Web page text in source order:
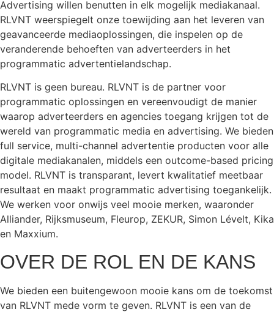
Advertising willen benutten in elk mogelijk mediakanaal.
RLVNT weerspiegelt onze toewijding aan het leveren van
geavanceerde mediaoplossingen, die inspelen op de
veranderende behoeften van adverteerders in het
programmatic advertentielandschap.
RLVNT is geen bureau. RLVNT is de partner voor
programmatic oplossingen en vereenvoudigt de manier
waarop adverteerders en agencies toegang krijgen tot de
wereld van programmatic media en advertising. We bieden
full service, multi-channel advertentie producten voor alle
digitale mediakanalen, middels een outcome-based pricing
model. RLVNT is transparant, levert kwalitatief meetbaar
resultaat en maakt programmatic advertising toegankelijk.
We werken voor onwijs veel mooie merken, waaronder
Alliander, Rijksmuseum, Fleurop, ZEKUR, Simon Lévelt, Kika
en Maxxium.
OVER DE ROL EN DE KANS
We bieden een buitengewoon mooie kans om de toekomst
van RLVNT mede vorm te geven. RLVNT is een van de